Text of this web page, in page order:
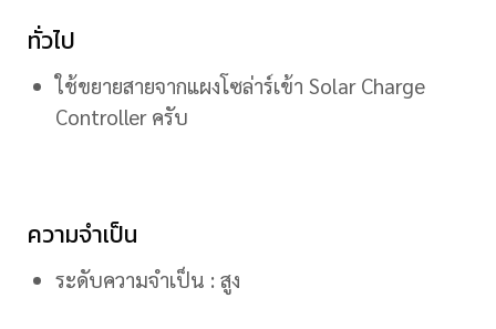
ทั่วไป
ใช้ขยายสายจากแผงโซล่าร์เข้า Solar Charge
Controller ครับ
ความจำเป็น
ระดับความจำเป็น : สูง